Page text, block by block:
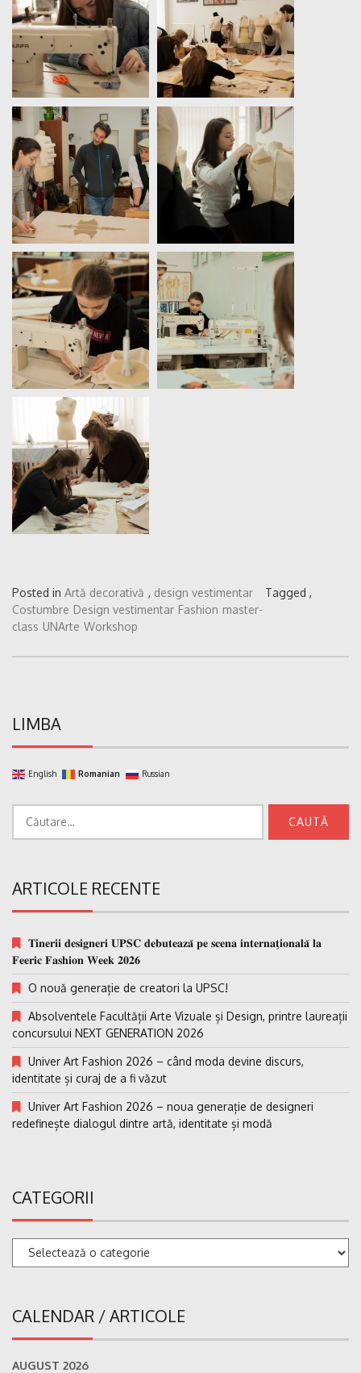
Posted in Artă decorativă , design vestimentar
Tagged ,
Costumbre Design vestimentar Fashion master-
class UNArte Workshop
LIMBA
English Romanian Russian
după:
ARTICOLE RECENTE
𝐓𝐢𝐧𝐞𝐫𝐢𝐢 𝐝𝐞𝐬𝐢𝐠𝐧𝐞𝐫𝐢 𝐔𝐏𝐒𝐂 𝐝𝐞𝐛𝐮𝐭𝐞𝐚𝐳𝐚̆ 𝐩𝐞 𝐬𝐜𝐞𝐧𝐚 𝐢𝐧𝐭𝐞𝐫𝐧𝐚𝐭̗𝐢𝐨𝐧𝐚𝐥𝐚̆ 𝐥𝐚
𝐅𝐞𝐞𝐫𝐢𝐜 𝐅𝐚𝐬𝐡𝐢𝐨𝐧 𝐖𝐞𝐞𝐤 𝟐𝟎𝟐𝟔
O nouă generație de creatori la UPSC!
Absolventele Facultății Arte Vizuale și Design, printre laureații
concursului NEXT GENERATION 2026
Univer Art Fashion 2026 – când moda devine discurs,
identitate și curaj de a fi văzut
Univer Art Fashion 2026 – noua generație de designeri
redefinește dialogul dintre artă, identitate și modă
CATEGORII
Categorii
CALENDAR / ARTICOLE
AUGUST 2026